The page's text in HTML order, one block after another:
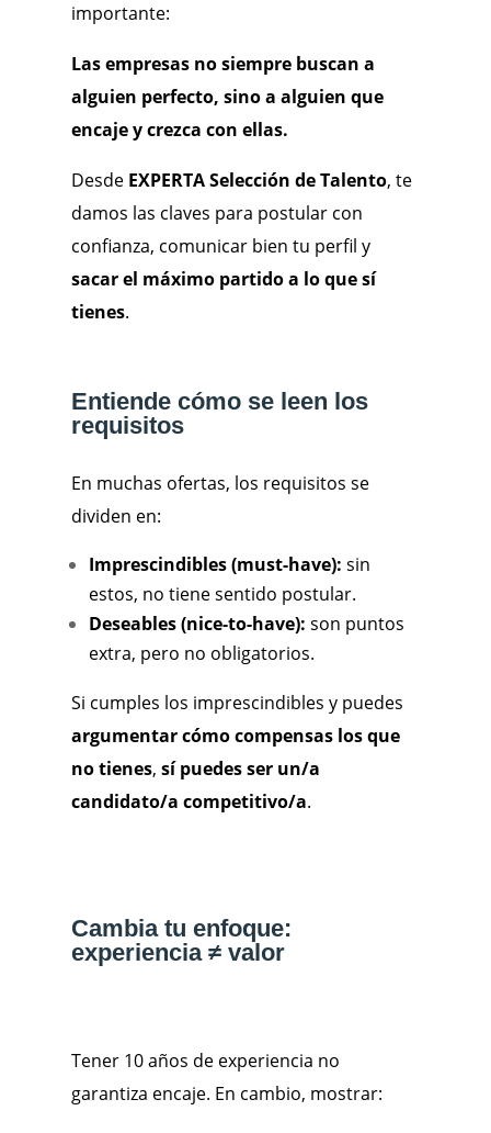
importante:
Las empresas no siempre buscan a
alguien perfecto, sino a alguien que
encaje y crezca con ellas.
Desde EXPERTA Selección de Talento, te
damos las claves para postular con
confianza, comunicar bien tu perfil y
sacar el máximo partido a lo que sí
tienes.
Entiende cómo se leen los
requisitos
En muchas ofertas, los requisitos se
dividen en:
Imprescindibles (must-have): sin
estos, no tiene sentido postular.
Deseables (nice-to-have): son puntos
extra, pero no obligatorios.
Si cumples los imprescindibles y puedes
argumentar cómo compensas los que
no tienes, sí puedes ser un/a
candidato/a competitivo/a.
Cambia tu enfoque:
experiencia ≠ valor
Tener 10 años de experiencia no
garantiza encaje. En cambio, mostrar: